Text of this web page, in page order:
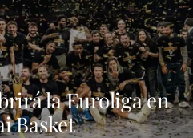
la Euroliga en
Basket